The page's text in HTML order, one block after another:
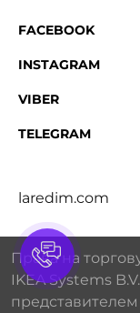
FACEBOOK
INSTAGRAM
VIBER
TELEGRAM
laredim.com
Права на
IKEA Systems